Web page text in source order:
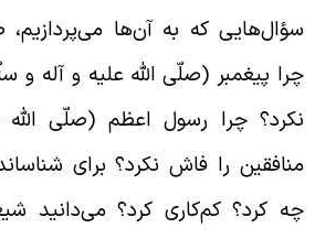
که به آن‌ها می‌پردازیم،
پیغمبر (صلّی الله علیه و آله و
چرا رسول اعظم (صلّی الله
را فاش نکرد؟ برای
کرد؟ کم‌کاری کرد؟ می‌دانید